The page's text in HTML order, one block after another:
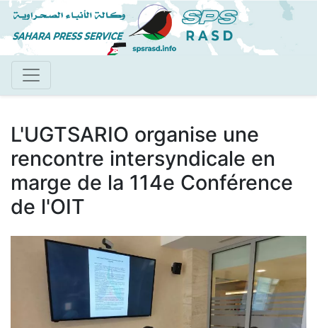
Aller
au
contenu
L'UGTSARIO organise une
rencontre intersyndicale en
marge de la 114e Conférence
de l'OIT